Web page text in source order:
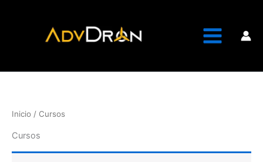
Inicio / Cursos
Cursos